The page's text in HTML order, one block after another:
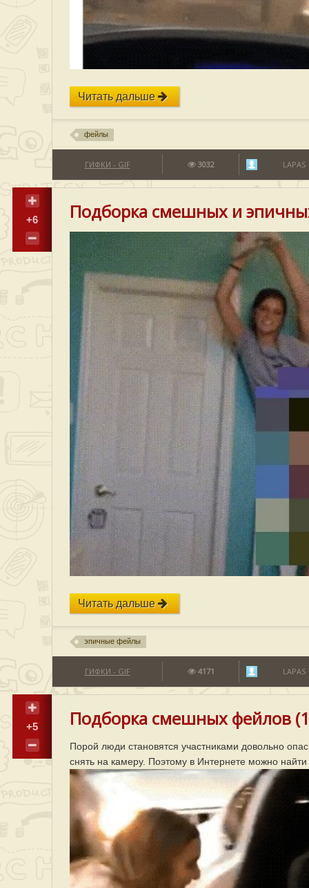
Читать дальше
фейлы
ГИФКИ - GIF 3032 LAPAS
+6 Подборка смешных и
Читать дальше
эпичные фейлы
ГИФКИ - GIF 4171 LAPAS
+5 Подборка смешных фейлов
Порой люди становятся участниками довольно
снять на камеру. Поэтому в Интернете можно